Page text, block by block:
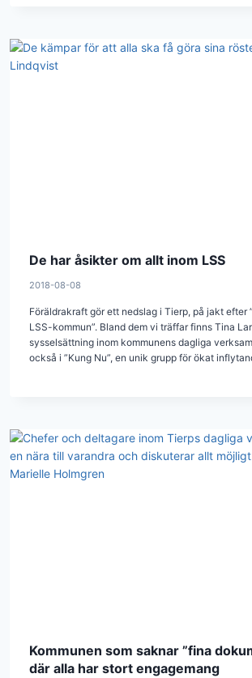
De har åsikter om allt inom LSS
2018-08-08
Föräldrakraft gör ett nedslag i Tierp, på jakt efter
LSS-kommun”. Bland dem vi träffar finns Tina
sysselsättning inom kommunens dagliga
också i ”Kung Nu”, en unik grupp för ökat
Kommunen som saknar ”fina
där alla har stort engagemang